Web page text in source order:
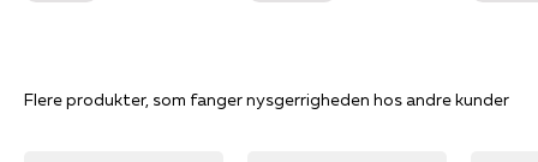
Flere produkter, som fanger nysgerrigheden hos andre kunder